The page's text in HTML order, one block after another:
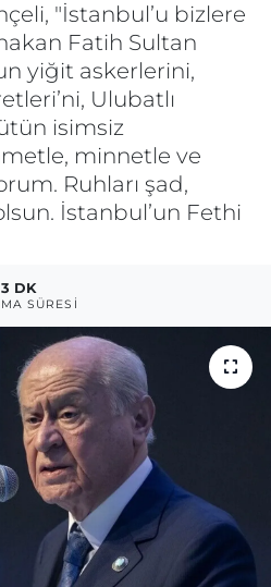
"İstanbul’u bizlere
Fatih Sultan
yiğit askerlerini,
Ulubatlı
isimsiz
minnetle ve
Ruhları şad,
İstanbul’un Fethi
3 DK
SÜRESI